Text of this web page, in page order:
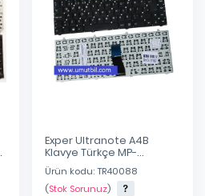
Exper Ultranote A4B
Klavye Türkçe MP-
12R76AF-430, MP-12R76TQ-
430
Ürün kodu: TR40088
(Stok Sorunuz)